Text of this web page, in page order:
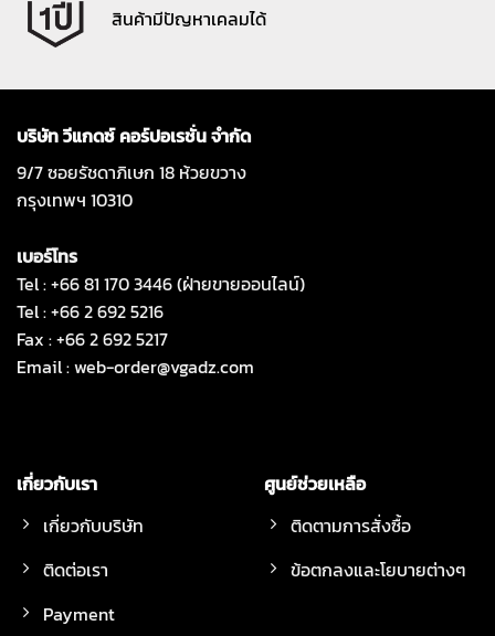
สินค้ามีปัญหาเคลมได้
บริษัท วีแกดซ์ คอร์ปอเรชั่น จำกัด
9/7 ซอยรัชดาภิเษก 18 ห้วยขวาง
กรุงเทพฯ 10310
เบอร์โทร
Tel : +66 81 170 3446 (ฝ่ายขายออนไลน์)
Tel : +66 2 692 5216
Fax : +66 2 692 5217
Email :web-order@vgadz.com
เกี่ยวกับเรา
เกี่ยวกับบริษัท
ติดต่อเรา
Payment
ศูนย์ช่วยเหลือ
ติดตามการสั่งซื้อ
ข้อตกลงและโยบายต่างๆ